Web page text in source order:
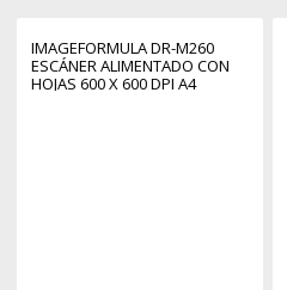
IMAGEFORMULA DR-M260
ESCÁNER ALIMENTADO CON
HOJAS 600 X 600 DPI A4